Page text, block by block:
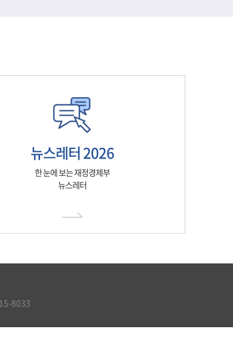
뉴스레터 2026
한 눈에 보는 재정경제부
뉴스레터
8033